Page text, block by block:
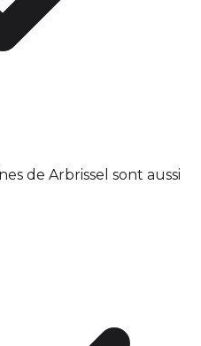
de Arbrissel sont aussi